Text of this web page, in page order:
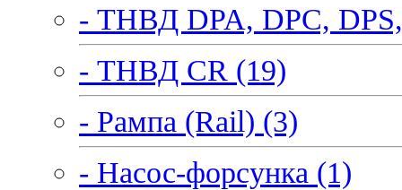
- ТНВД DPA, DPC,
- ТНВД CR (19)
- Рампа (Rail) (3)
- Насос-форсунка (1)